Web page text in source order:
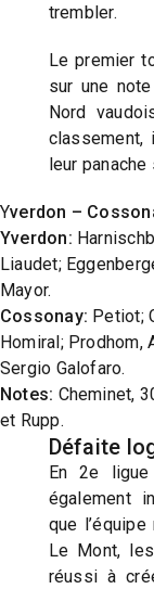
trembler.
Le premier
sur une
Nord
classement,
leur panache
Yverdon –
Yverdon:
Liaudet;
Mayor.
Cossonay: Petiot;
Homiral; Prodhom,
Sergio Galofaro.
Notes: Cheminet,
et Rupp.
Défaite
En 2e ligue
également
que
Le Mont, les
réussi à